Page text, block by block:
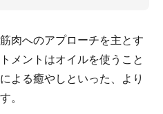
肉へのアプローチを主とす
メントはオイルを使うこと
よる癒やしといった、より
。